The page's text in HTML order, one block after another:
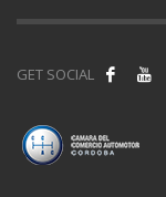
GET SOCIAL